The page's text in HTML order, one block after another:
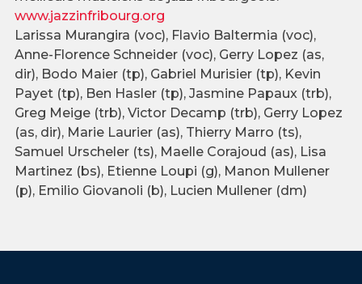
www.jazzinfribourg.org
Larissa Murangira (voc), Flavio Baltermia (voc),
Anne-Florence Schneider (voc), Gerry Lopez (as,
dir), Bodo Maier (tp), Gabriel Murisier (tp), Kevin
Payet (tp), Ben Hasler (tp), Jasmine Papaux (trb),
Greg Meige (trb), Victor Decamp (trb), Gerry Lopez
(as, dir), Marie Laurier (as), Thierry Marro (ts),
Samuel Urscheler (ts), Maelle Corajoud (as), Lisa
Martinez (bs), Etienne Loupi (g), Manon Mullener
(p), Emilio Giovanoli (b), Lucien Mullener (dm)